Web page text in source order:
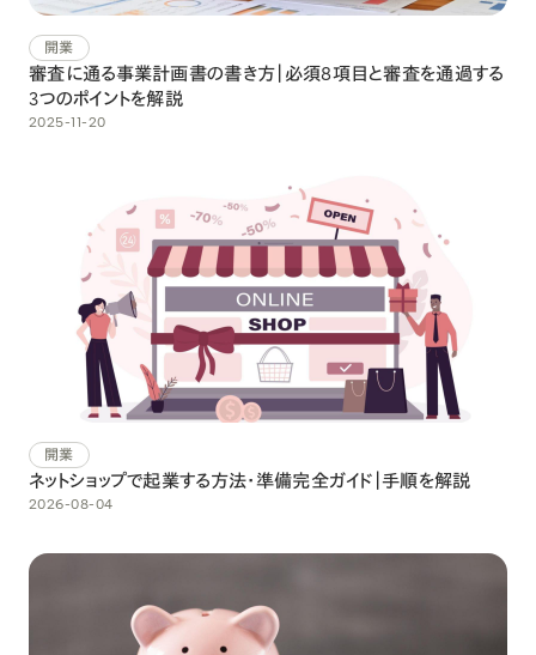
開業
審査に通る事業計画書の書き方｜必須8項目と審査を通過する
3つのポイントを解説
2025-11-20
開業
ネットショップで起業する方法・準備完全ガイド｜手順を解説
2026-08-04